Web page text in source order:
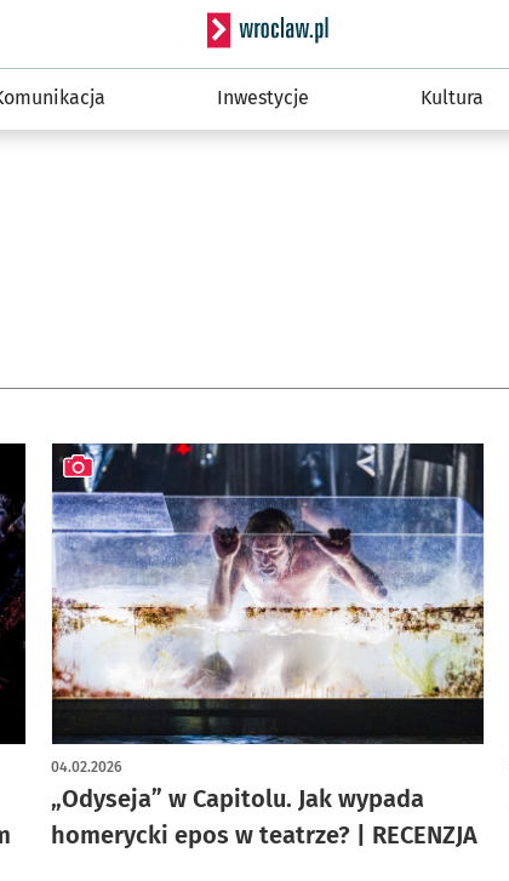
Serwis informacyjny
Inwestycje Kultura
„Odyseja” w Capitolu. Jak wypada
homerycki epos w teatrze? | RECENZJA
04.02.2026
artykuł z galerią zdjęć